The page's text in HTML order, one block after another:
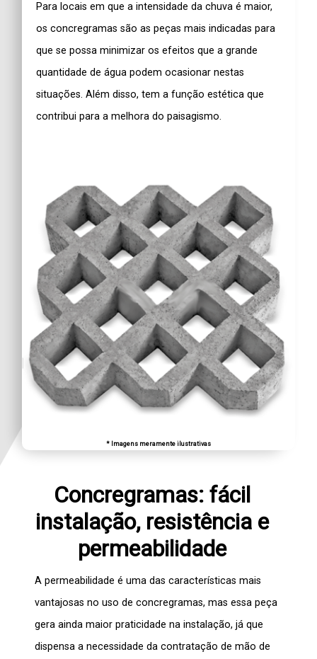
Para locais em que a intensidade da chuva é maior,
os concregramas são as peças mais indicadas para
que se possa minimizar os efeitos que a grande
quantidade de água podem ocasionar nestas
situações. Além disso, tem a função estética que
contribui para a melhora do paisagismo.
* Imagens meramente ilustrativas
Concregramas: fácil
instalação, resistência e
permeabilidade
A permeabilidade é uma das características mais
vantajosas no uso deconcregramas, mas essa peça
gera ainda maior praticidade na instalação, já que
dispensa a necessidade da contratação de mão de